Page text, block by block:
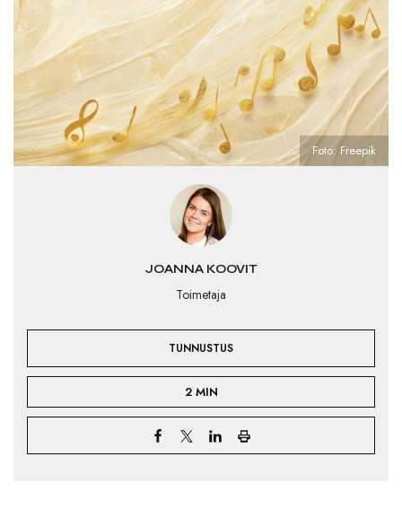
JOANNA KOOVIT
Toimetaja
TUNNUSTUS
2 MIN
Foto: Freepik